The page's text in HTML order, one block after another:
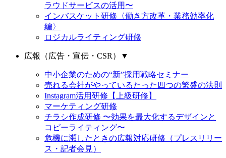
ラウドサービスの活用〜
インバスケット研修〈働き方改革・業務効率化
編〉
ロジカルライティング研修
広報（広告・宣伝・CSR） ▼
中小企業のための“新”採用戦略セミナー
売れる会社がやっているたった四つの繁盛の法則
Instagram活用研修【上級研修】
マーケティング研修
チラシ作成研修 〜効果を最大化するデザインと
コピーライティング〜
危機に瀕したときの広報対応研修（プレスリリー
ス・記者会見）